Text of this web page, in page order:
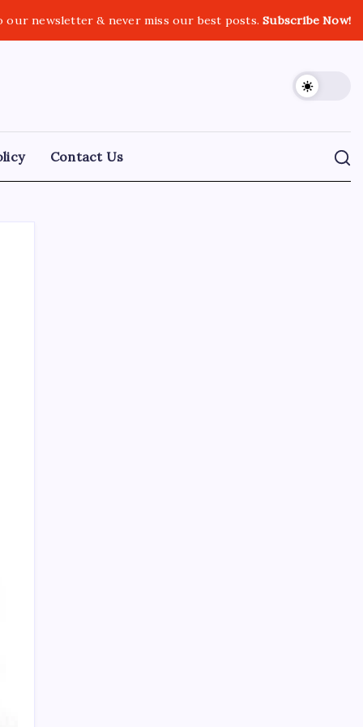
our newsletter & never miss our best posts.Subscribe Now!
Contact Us